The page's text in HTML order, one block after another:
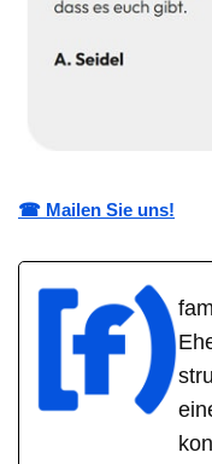
☎ Mailen Sie uns!